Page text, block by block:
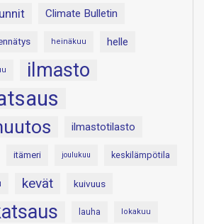
Climate Bulletin
heinäkuu helle
ilmasto
ilmastotilasto
itämeri joulukuu keskilämpötila
kevät kuivuus
lauha lokakuu